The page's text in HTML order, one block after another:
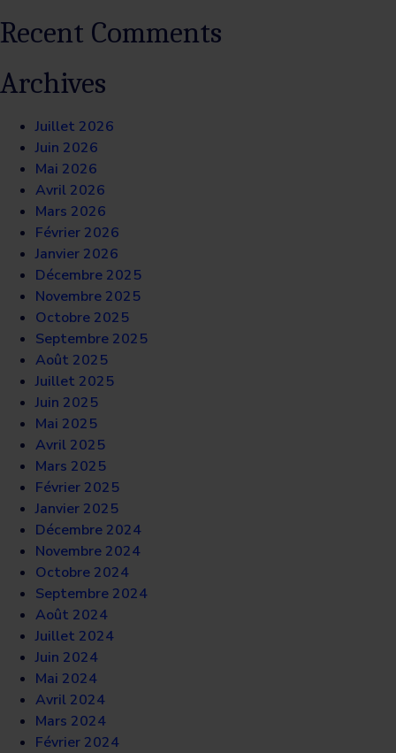
Recent Comments
Archives
Juillet 2026
Juin 2026
Mai 2026
Avril 2026
Mars 2026
Février 2026
Janvier 2026
Décembre 2025
Novembre 2025
Octobre 2025
Septembre 2025
Août 2025
Juillet 2025
Juin 2025
Mai 2025
Avril 2025
Mars 2025
Février 2025
Janvier 2025
Décembre 2024
Novembre 2024
Octobre 2024
Septembre 2024
Août 2024
Juillet 2024
Juin 2024
Mai 2024
Avril 2024
Mars 2024
Février 2024